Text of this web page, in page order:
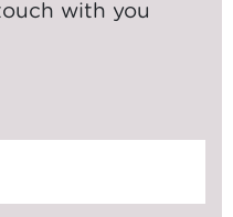
with you